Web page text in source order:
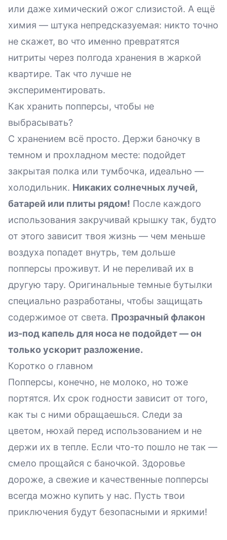
или даже химический ожог слизистой. А ещё
химия — штука непредсказуемая: никто точно
не скажет, во что именно превратятся
нитриты через полгода хранения в жаркой
квартире. Так что лучше не
экспериментировать.
Как хранить попперсы, чтобы не
выбрасывать?
С хранением всё просто. Держи баночку в
темном и прохладном месте: подойдет
закрытая полка или тумбочка, идеально —
холодильник. Никаких солнечных лучей,
батарей или плиты рядом! После каждого
использования закручивай крышку так, будто
от этого зависит твоя жизнь — чем меньше
воздуха попадет внутрь, тем дольше
попперсы проживут. И не переливай их в
другую тару. Оригинальные темные бутылки
специально разработаны, чтобы защищать
содержимое от света. Прозрачный флакон
из-под капель для носа не подойдет — он
только ускорит разложение.
Коротко о главном
Попперсы, конечно, не молоко, но тоже
портятся. Их срок годности зависит от того,
как ты с ними обращаешься. Следи за
цветом, нюхай перед использованием и не
держи их в тепле. Если что-то пошло не так —
смело прощайся с баночкой. Здоровье
дороже, а свежие и качественные попперсы
всегда можно купить у нас. Пусть твои
приключения будут безопасными и яркими!